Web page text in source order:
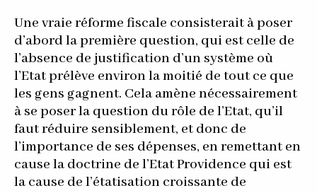
Une vraie réforme fiscale consisterait à poser
d’abord la première question, qui est celle de
l’absence de justification d’un système où
l’Etat prélève environ la moitié de tout ce que
les gens gagnent. Cela amène nécessairement
à se poser la question du rôle de l’Etat, qu’il
faut réduire sensiblement, et donc de
l’importance de ses dépenses, en remettant en
cause la doctrine de l’Etat Providence qui est
la cause de l’étatisation croissante de